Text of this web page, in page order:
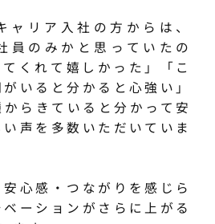
ャリア入社の方からは、
員のみかと思っていたの
くれて嬉しかった」「こ
いると分かると心強い」
からきていると分かって安
声を多数いただいていま
心感・つながりを感じら
ーションがさらに上がる